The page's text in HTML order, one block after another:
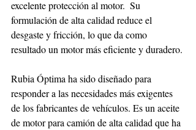
excelente protección al motor.  Su
formulación de alta calidad reduce el
desgaste y fricción, lo que da como
resultado un motor más eficiente y duradero.
Rubia Óptima ha sido diseñado para
responder a las necesidades más exigentes
de los fabricantes de vehículos. Es un aceite
de motor para camión de alta calidad que ha